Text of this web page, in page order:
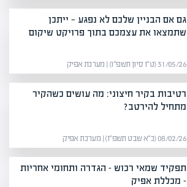
גם אם הבניין שלכם לא נפגע — ייתכן
שתמצאו את עצמכם בתוך פרויקט שיקום
31/05/26 (ט״ו סיון תשפ״ו) | מערכת אפיק
רטיבות בקיר חיצוני: מה עושים כשהקיר
מתחיל להירטב?
08/02/26 (כ״א שבט תשפ״ו) | מערכת אפיק
תפקיד שמאי רכוש – הגדרה ותחומי אחריות
– מכללת אפיק